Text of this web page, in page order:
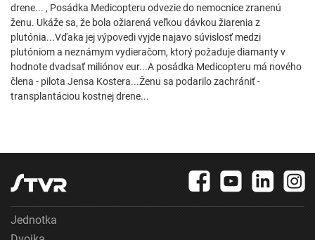
drene... , Posádka Medicopteru odvezie do nemocnice zranenú
ženu. Ukáže sa, že bola ožiarená veľkou dávkou žiarenia z
plutónia...Vďaka jej výpovedi vyjde najavo súvislosť medzi
plutóniom a neznámym vydieračom, ktorý požaduje diamanty v
hodnote dvadsať miliónov eur...A posádka Medicopteru má nového
člena - pilota Jensa Kostera...Ženu sa podarilo zachrániť -
transplantáciou kostnej drene...
Jednotka